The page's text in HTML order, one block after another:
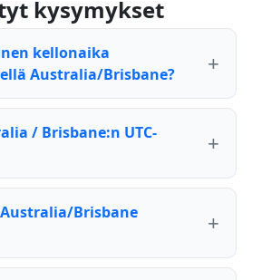
kysymykset
kellonaika
Australia/Brisbane?
/ Brisbane:n UTC-
Brisbane